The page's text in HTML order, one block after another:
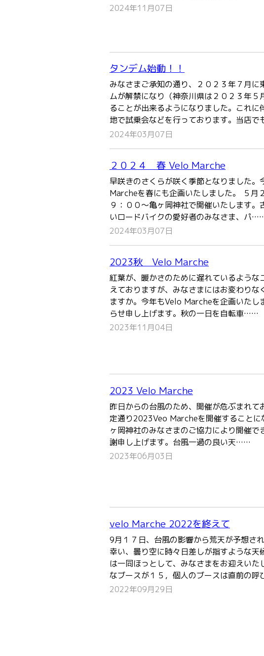
2024年11月07日
タンデム始動！！
みなさまご承知の通り、２０２３年７月に
ムが解禁になり（神奈川県は２０２３年５
ることが出来るようになりました。これに
地で試乗会などを行っております。当店
2024年03月07日
２０２４ 春 Velo Marche
早咲きのさくらが咲く季節となりました。
Marcheを春にも企画いたしました。 ５月
９：００～亀ヶ岡神社で開催いたします。
いロードバイクの愛好者のみなさま、パ
2024年03月07日
2023秋 Velo Marche
紅葉が、暖かさのために遅れているような
えておりますが、みなさまにはお変わりな
ますか。今年もVelo Marcheを企画いたし
らせ申し上げます。秋の一日を自転車……
2023年11月04日
2023 Velo Marche
昨日からの台風のため、開催が危ぶまれて
定通り2023Veo Marcheを開催することに
ヶ岡神社のみなさまのご協力により開催で
謝申し上げます。台風一過の良い天……
2023年06月03日
velo Marche 2022を終えて
9月１７日、台風の影響から荒天が予想され
幸い、曇り空に時々日差しが指すような天
は一同ほっとして、みなさまをお迎えいた
なブースが１５，個人のブースは直前の
2022年09月29日